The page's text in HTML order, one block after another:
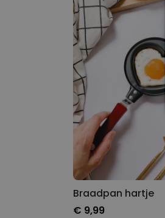
Braadpan hartje
€ 9,99